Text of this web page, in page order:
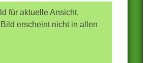
für aktuelle Ansicht.
erscheint nicht in allen